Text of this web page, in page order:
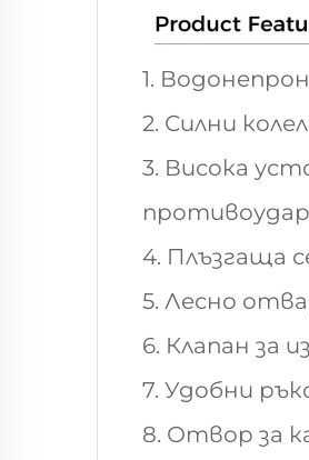
1.
2. Силни
3. Висока
4. Плъзгаща
5. Лесно
6. Клапан за
7. Удобни
8. Отвор за